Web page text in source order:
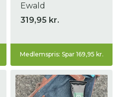
Ewald
319,95 kr.
Medlemspris: Spar 169,95 kr.